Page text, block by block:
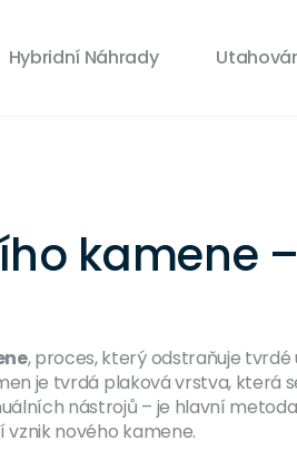
Hybridní Náhrady
kamene
,proces, který odstraňuje tvrdé
je tvrdá plaková vrstva, která
nástrojů – je hlavní
nového kamene.